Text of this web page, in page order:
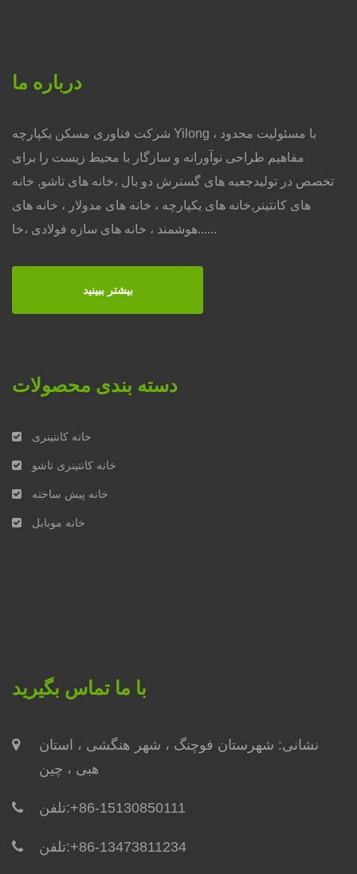
درباره ما
شرکت فناوری مسکن یکپارچه Yilong ، با مسئولیت محدود
مفاهیم طراحی نوآورانه و سازگار با محیط زیست را برای
تخصص در تولیدجعبه های گسترش دو بال ،خانه های تاشو, خانه
های کانتینر,خانه های یکپارچه ، خانه های مدولار ، خانه های
هوشمند ، خانه های سازه فولادی ،خا......
بیشتر ببینید
دسته بندی محصولات
خانه کانتینری
خانه کانتینری تاشو
خانه پیش ساخته
خانه موبایل
با ما تماس بگیرید
نشانی: شهرستان فوچنگ ، ​​شهر هنگشی ، استان
هبی ، چین
تلفن:+86-15130850111
تلفن:+86-13473811234